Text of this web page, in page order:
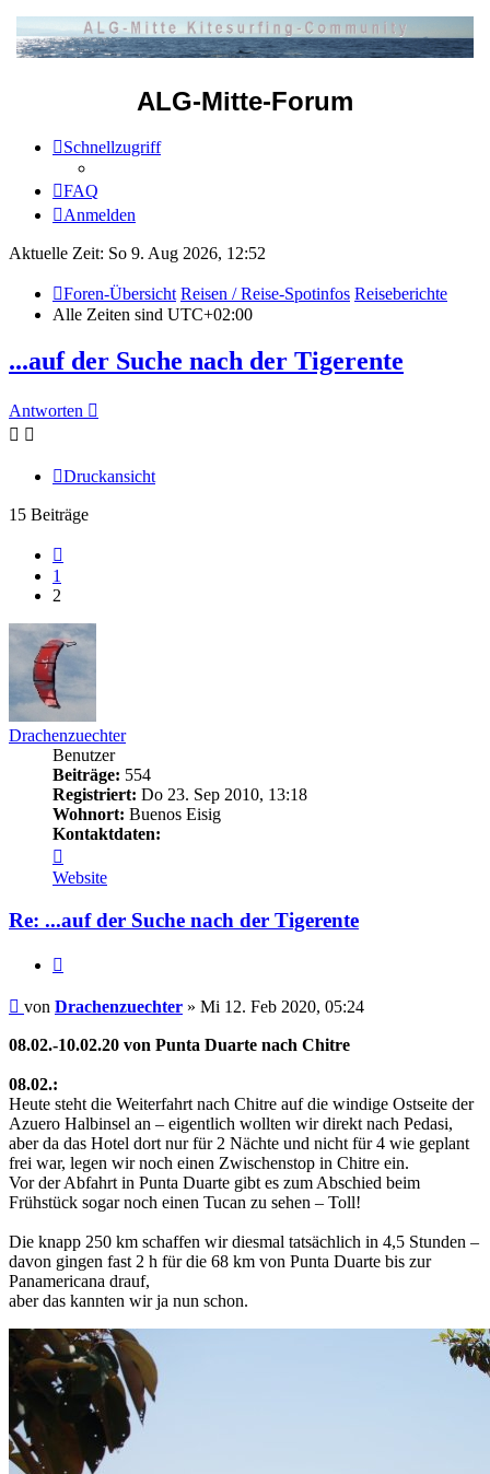
ALG-Mitte-Forum
Schnellzugriff
FAQ
Anmelden
Aktuelle Zeit: So 9. Aug 2026, 12:52
Foren-Übersicht Reisen / Reise-Spotinfos Reiseberichte
Alle Zeiten sind UTC+02:00
...auf der Suche nach der Tigerente
Antworten
Druckansicht
15 Beiträge
1
2
Drachenzuechter
Benutzer
Beiträge: 554
Registriert: Do 23. Sep 2010, 13:18
Wohnort: Buenos Eisig
Kontaktdaten:
von
Drachenzuechter
Website
Re: ...auf der Suche nach der Tigerente
Beitrag
von Drachenzuechter » Mi 12. Feb 2020, 05:24
08.02.-10.02.20 von Punta Duarte nach Chitre
08.02.:
Heute steht die Weiterfahrt nach Chitre auf die windige Ostseite der
Azuero Halbinsel an – eigentlich wollten wir direkt nach Pedasi,
aber da das Hotel dort nur für 2 Nächte und nicht für 4 wie geplant
frei war, legen wir noch einen Zwischenstop in Chitre ein.
Vor der Abfahrt in Punta Duarte gibt es zum Abschied beim
Frühstück sogar noch einen Tucan zu sehen – Toll!
Die knapp 250 km schaffen wir diesmal tatsächlich in 4,5 Stunden –
davon gingen fast 2 h für die 68 km von Punta Duarte bis zur
Panamericana drauf,
aber das kannten wir ja nun schon.